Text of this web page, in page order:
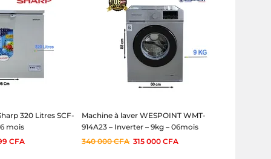
320 Litres SCF-
mois
CFA
Machine à laver WESPOINT WMT-
914A23 – Inverter – 9kg – 06mois
340 000CFA 315 000CFA